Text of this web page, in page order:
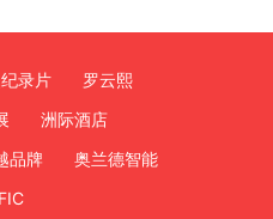
录片
罗云熙
洲际酒店
品牌
奥兰德智能
FIC